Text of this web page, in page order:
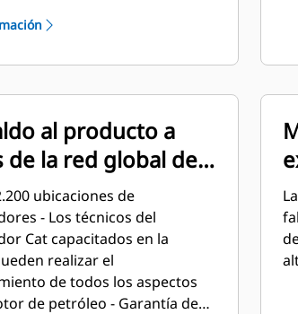
locales para
por una garantía de un
de la puesta en marcha.
al producto a
de la red global de
Cat
ubicaciones de
- Los técnicos del
Cat capacitados en la
realizar el
de todos los aspectos
de petróleo - Garantía de